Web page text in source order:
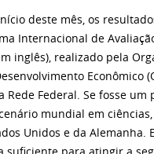
deste mês, os
Internacional de
inglês), realizado pela
Econômico
Rede Federal. Se fosse um
mundial em
Unidos e da Alemanha.